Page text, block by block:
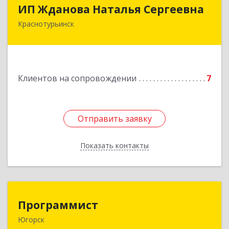
ИП Жданова Наталья Сергеевна
Краснотурьинск
Клиентов на сопровождении 7
Отправить заявку
Показать контакты
Отправить заявку
Назад
Программист
Югорск
628264, Ханты-Мансийский Автономный округ